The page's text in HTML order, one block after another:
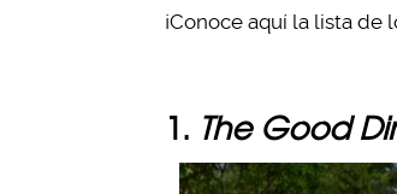
¡Conoce aquí la lista de
1. The Good